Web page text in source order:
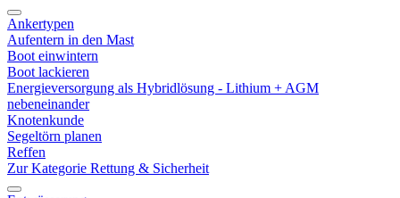
Ankertypen
Aufentern in den Mast
Boot einwintern
Boot lackieren
Energieversorgung als Hybridlösung - Lithium + AGM
nebeneinander
Knotenkunde
Segeltörn planen
Reffen
Zur Kategorie Rettung & Sicherheit